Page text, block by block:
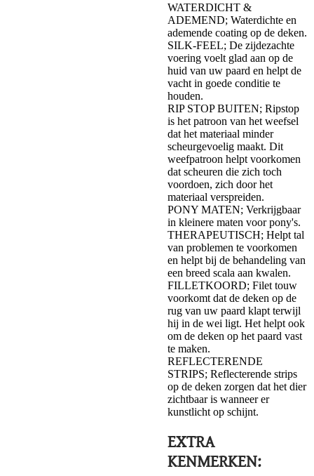
WATERDICHT &
ADEMEND; Waterdichte en
ademende coating op de deken.
SILK-FEEL; De zijdezachte
voering voelt glad aan op de
huid van uw paard en helpt de
vacht in goede conditie te
houden.
RIP STOP BUITEN; Ripstop
is het patroon van het weefsel
dat het materiaal minder
scheurgevoelig maakt. Dit
weefpatroon helpt voorkomen
dat scheuren die zich toch
voordoen, zich door het
materiaal verspreiden.
PONY MATEN; Verkrijgbaar
in kleinere maten voor pony's.
THERAPEUTISCH; Helpt tal
van problemen te voorkomen
en helpt bij de behandeling van
een breed scala aan kwalen.
FILLETKOORD; Filet touw
voorkomt dat de deken op de
rug van uw paard klapt terwijl
hij in de wei ligt. Het helpt ook
om de deken op het paard vast
te maken.
REFLECTERENDE
STRIPS; Reflecterende strips
op de deken zorgen dat het dier
zichtbaar is wanneer er
kunstlicht op schijnt.
EXTRA
KENMERKEN: